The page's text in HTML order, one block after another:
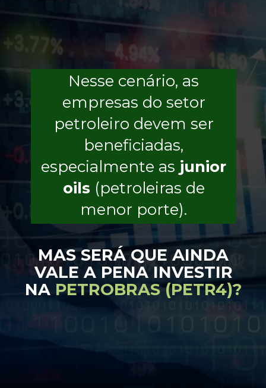
Nesse cenário, as
empresas do setor
petroleiro devem ser
beneficiadas,
especialmente as junior
oils (petroleiras de
menor porte).
MAS SERÁ QUE AINDA
VALE A PENA INVESTIR
NA PETROBRAS (PETR4)?